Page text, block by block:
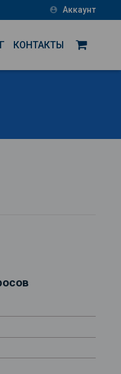
account_circle Аккаунт
КОНТАКТЫ